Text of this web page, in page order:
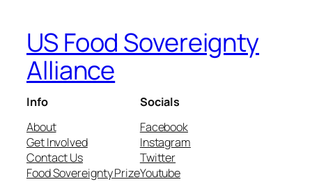
US Food Sovereignty
Alliance
Info
About
Get Involved
Contact Us
Food Sovereignty Prize
Socials
Facebook
Instagram
Twitter
Youtube